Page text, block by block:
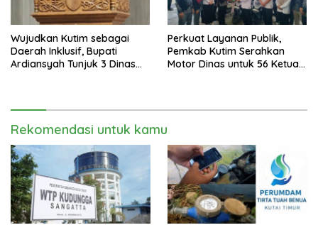
Wujudkan Kutim sebagai
Daerah Inklusif, Bupati
Ardiansyah Tunjuk 3 Dinas
Perkuat Layanan Publik,
Pemkab Kutim Serahkan
Motor Dinas untuk 56 Ketua
Rekomendasi untuk kamu